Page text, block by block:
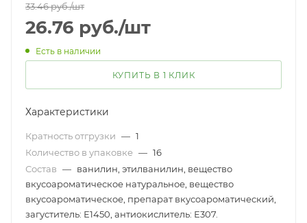
33.46руб./шт
26.76 руб./шт
Есть в наличии
КУПИТЬ В 1 КЛИК
Характеристики
Кратность отгрузки — 1
Количество в упаковке — 16
Состав — ванилин, этилванилин, вещество
вкусоароматическое натуральное, вещество
вкусоароматическое, препарат вкусоароматический,
загуститель: Е1450, антиокислитель: Е307.